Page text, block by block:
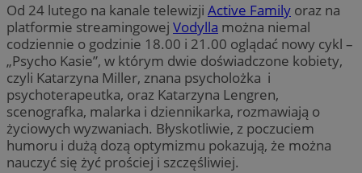
Od 24 lutego na kanale telewizji Active Family oraz na
platformie streamingowej Vodylla można niemal
codziennie o godzinie 18.00 i 21.00 oglądać nowy cykl –
„Psycho Kasie”, w którym dwie doświadczone kobiety,
czyli Katarzyna Miller, znana psycholożka i
psychoterapeutka, oraz Katarzyna Lengren,
scenografka, malarka i dziennikarka, rozmawiają o
życiowych wyzwaniach. Błyskotliwie, z poczuciem
humoru i dużą dozą optymizmu pokazują, że można
nauczyć się żyć prościej i szczęśliwiej.